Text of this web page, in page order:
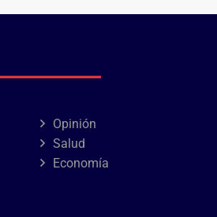
Opinión
Salud
Economía